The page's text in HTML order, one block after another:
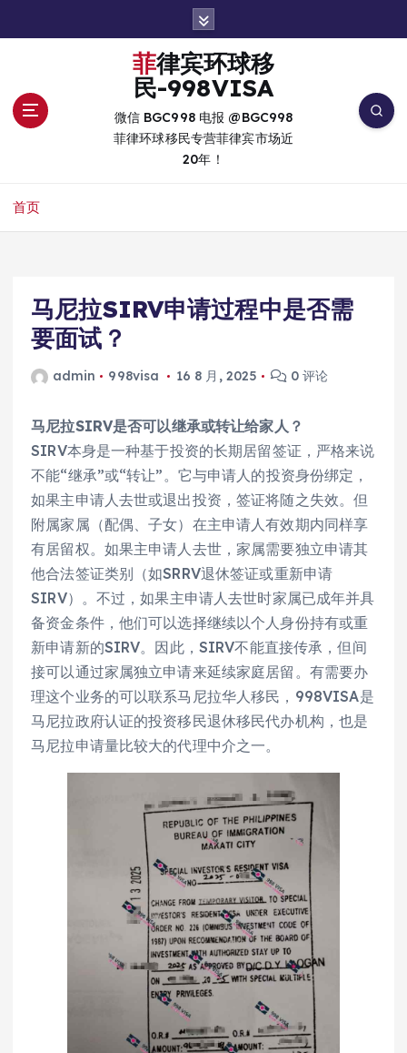
菲律宾环球移
民-998VISA
微信 BGC998 电报 @BGC998
菲律环球移民专营菲律宾市场近
20年！
首页
马尼拉SIRV申请过程中是否需
要面试？
admin 998visa 16 8 月, 2025 0 评论
马尼拉SIRV是否可以继承或转让给家人？
SIRV本身是一种基于投资的长期居留签证，严格来说
不能“继承”或“转让”。它与申请人的投资身份绑定，
如果主申请人去世或退出投资，签证将随之失效。但
附属家属（配偶、子女）在主申请人有效期内同样享
有居留权。如果主申请人去世，家属需要独立申请其
他合法签证类别（如SRRV退休签证或重新申请
SIRV）。不过，如果主申请人去世时家属已成年并具
备资金条件，他们可以选择继续以个人身份持有或重
新申请新的SIRV。因此，SIRV不能直接传承，但间
接可以通过家属独立申请来延续家庭居留。有需要办
理这个业务的可以联系马尼拉华人移民，998VISA是
马尼拉政府认证的投资移民退休移民代办机构，也是
马尼拉申请量比较大的代理中介之一。